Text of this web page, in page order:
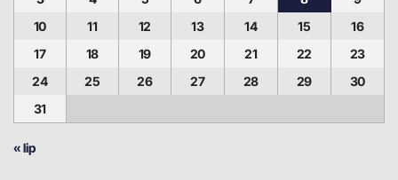
10
11 12 13 14 15
16
17
18 19 20 21 22
23
24
25 26 27 28 29
30
31
« lip